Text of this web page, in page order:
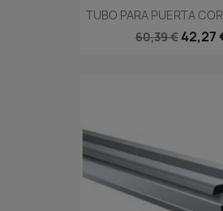
TUBO PARA PUERTA
60,39 € 42,27